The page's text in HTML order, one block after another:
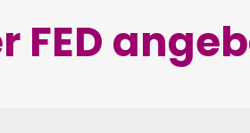
FED